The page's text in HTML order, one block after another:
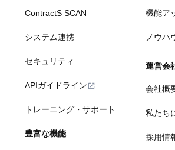
ContractS SCAN
システム連携
セキュリティ
APIガイドライン
トレーニング・サポート
豊富な機能
機能ア
ノウハ
運営会
会社概
私たち
採用情